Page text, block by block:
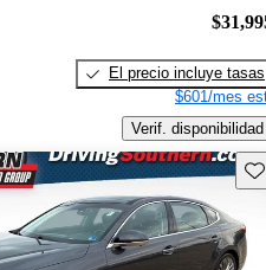
El precio incluye tasas
$601/mes
Verif. disponibilidad